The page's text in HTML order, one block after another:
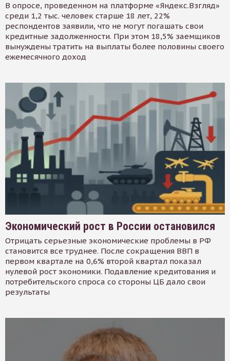
В опросе, проведенном на платформе «Яндекс.Взгляд»
среди 1,2 тыс. человек старше 18 лет, 22%
респондентов заявили, что не могут погашать свои
кредитные задолженности. При этом 18,5% заемщиков
вынуждены тратить на выплаты более половины своего
ежемесячного доход
Экономический рост в России остановился
Отрицать серьезные экономические проблемы в РФ
становится все труднее. После сокращения ВВП в
первом квартале на 0,6% второй квартал показал
нулевой рост экономики. Подавление кредитования и
потребительского спроса со стороны ЦБ дало свои
результаты